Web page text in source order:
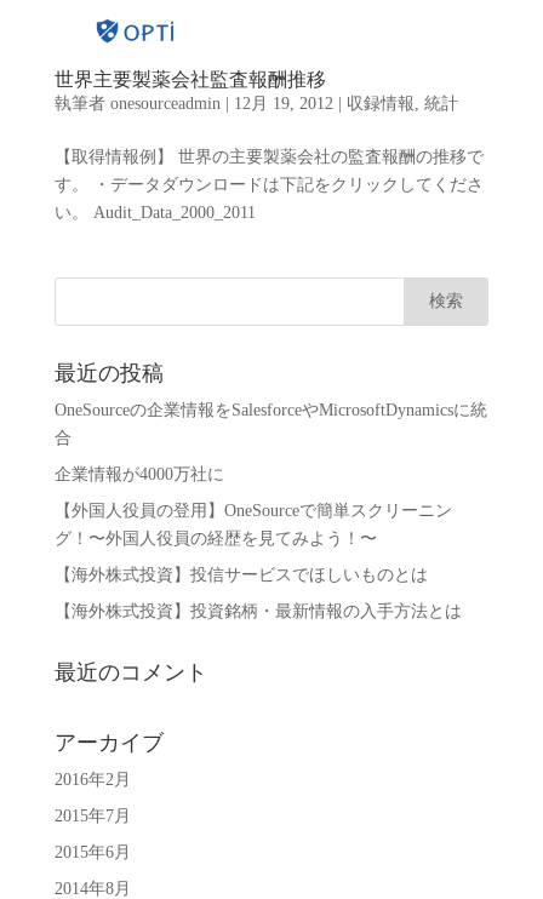
世界主要製薬会社監査報酬推移
執筆者 onesourceadmin| 12月 19, 2012| 収録情報, 統計
【取得情報例】 世界の主要製薬会社の監査報酬の推移で
す。 ・データダウンロードは下記をクリックしてくださ
い。 Audit_Data_2000_2011
最近の投稿
OneSourceの企業情報をSalesforceやMicrosoftDynamicsに統
合
企業情報が4000万社に
【外国人役員の登用】OneSourceで簡単スクリーニン
グ！〜外国人役員の経歴を見てみよう！〜
【海外株式投資】投信サービスでほしいものとは
【海外株式投資】投資銘柄・最新情報の入手方法とは
最近のコメント
アーカイブ
2016年2月
2015年7月
2015年6月
2014年8月